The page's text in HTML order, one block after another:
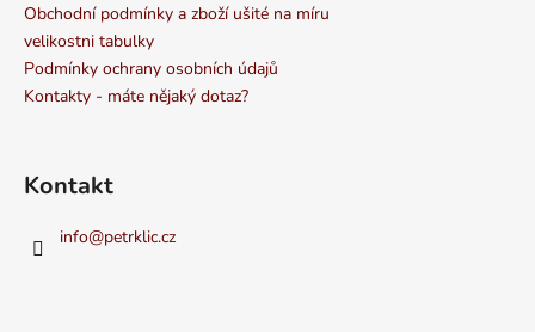
Obchodní podmínky a zboží ušité na míru
velikostni tabulky
Podmínky ochrany osobních údajů
Kontakty - máte nějaký dotaz?
Kontakt
info@petrklic.cz